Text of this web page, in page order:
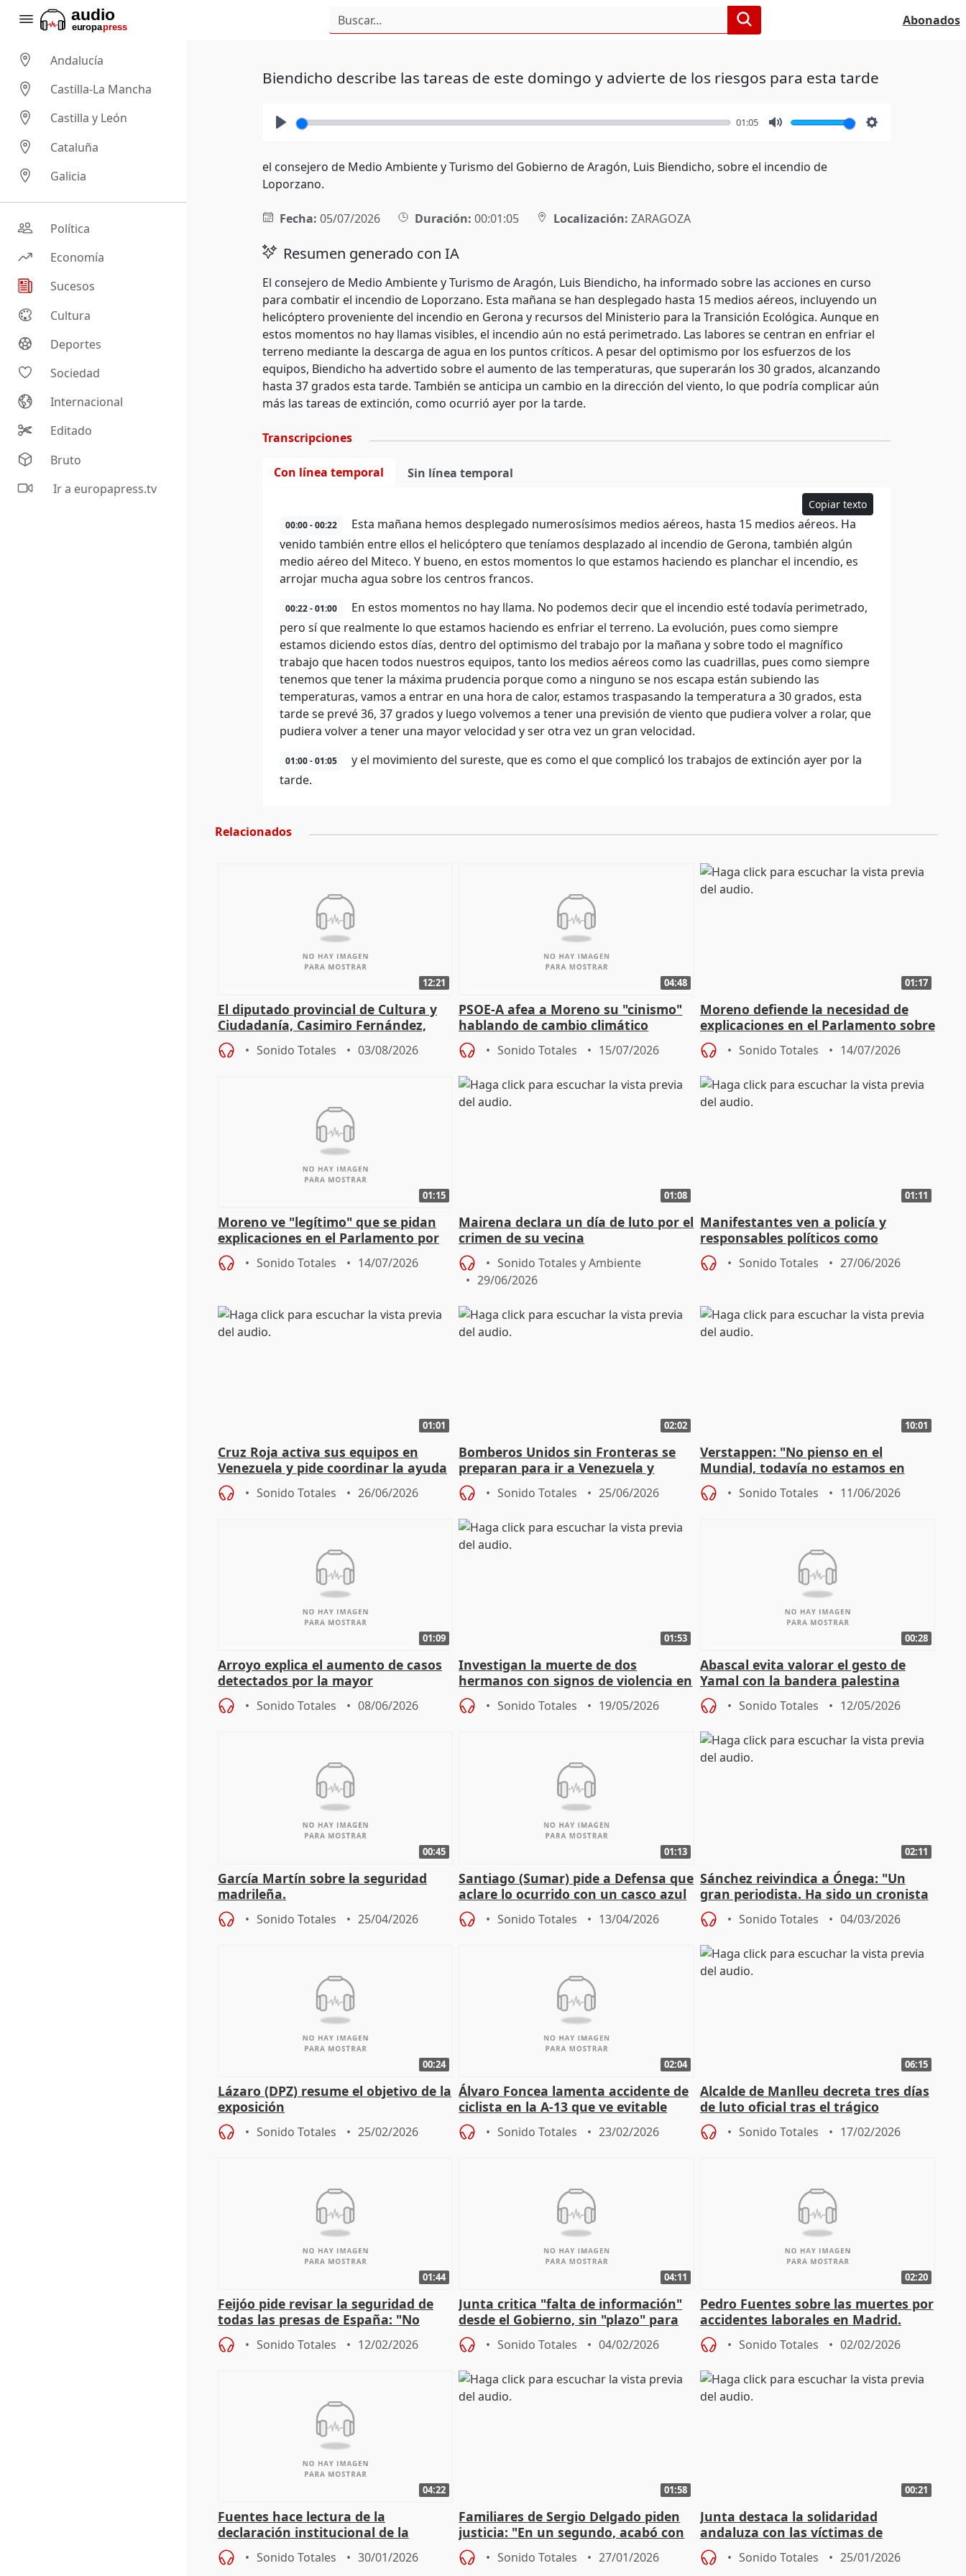
Abonados
Andalucía
Castilla-La Mancha
Castilla y León
Cataluña
Galicia
Política
Economía
Sucesos
Cultura
Deportes
Sociedad
Internacional
Editado
Bruto
Ir a europapress.tv
Biendicho describe las tareas de este domingo y advierte de los riesgos para esta tarde
01:05
el consejero de Medio Ambiente y Turismo del Gobierno de Aragón, Luis Biendicho, sobre el incendio de
Loporzano.
Fecha: 05/07/2026 Duración: 00:01:05 Localización: ZARAGOZA
Resumen generado con IA
El consejero de Medio Ambiente y Turismo de Aragón, Luis Biendicho, ha informado sobre las acciones en curso
para combatir el incendio de Loporzano. Esta mañana se han desplegado hasta 15 medios aéreos, incluyendo un
helicóptero proveniente del incendio en Gerona y recursos del Ministerio para la Transición Ecológica. Aunque en
estos momentos no hay llamas visibles, el incendio aún no está perimetrado. Las labores se centran en enfriar el
terreno mediante la descarga de agua en los puntos críticos. A pesar del optimismo por los esfuerzos de los
equipos, Biendicho ha advertido sobre el aumento de las temperaturas, que superarán los 30 grados, alcanzando
hasta 37 grados esta tarde. También se anticipa un cambio en la dirección del viento, lo que podría complicar aún
más las tareas de extinción, como ocurrió ayer por la tarde.
Transcripciones
Con línea temporal Sin línea temporal
Copiar texto
00:00 - 00:22
Esta mañana hemos desplegado numerosísimos medios aéreos, hasta 15 medios aéreos. Ha
venido también entre ellos el helicóptero que teníamos desplazado al incendio de Gerona, también algún
medio aéreo del Miteco. Y bueno, en estos momentos lo que estamos haciendo es planchar el incendio, es
arrojar mucha agua sobre los centros francos.
00:22 - 01:00
En estos momentos no hay llama. No podemos decir que el incendio esté todavía perimetrado,
pero sí que realmente lo que estamos haciendo es enfriar el terreno. La evolución, pues como siempre
estamos diciendo estos días, dentro del optimismo del trabajo por la mañana y sobre todo el magnífico
trabajo que hacen todos nuestros equipos, tanto los medios aéreos como las cuadrillas, pues como siempre
tenemos que tener la máxima prudencia porque como a ninguno se nos escapa están subiendo las
temperaturas, vamos a entrar en una hora de calor, estamos traspasando la temperatura a 30 grados, esta
tarde se prevé 36, 37 grados y luego volvemos a tener una previsión de viento que pudiera volver a rolar, que
pudiera volver a tener una mayor velocidad y ser otra vez un gran velocidad.
01:00 - 01:05
y el movimiento del sureste, que es como el que complicó los trabajos de extinción ayer por la
tarde.
Relacionados
12:21
El diputado provincial de Cultura y
Ciudadanía, Casimiro Fernández,
sobre el balance de entradas
Sonido Totales 03/08/2026
04:48
PSOE-A afea a Moreno su "cinismo"
hablando de cambio climático
mientras firma acuerdo con Vox
Sonido Totales 15/07/2026
01:17
Moreno defiende la necesidad de
explicaciones en el Parlamento sobre
el incendio
Sonido Totales 14/07/2026
01:15
Moreno ve "legítimo" que se pidan
explicaciones en el Parlamento por
el incendio y apela a "unión" y
Sonido Totales 14/07/2026
01:08
Mairena declara un día de luto por el
crimen de su vecina
Sonido Totales y Ambiente
29/06/2026
01:11
Manifestantes ven a policía y
responsables políticos como
culpables del fallecimiento del joven
Sonido Totales 27/06/2026
01:01
Cruz Roja activa sus equipos en
Venezuela y pide coordinar la ayuda
para evitar el colapso
Sonido Totales 26/06/2026
02:02
Bomberos Unidos sin Fronteras se
preparan para ir a Venezuela y
ayudar en labores de rescate
Sonido Totales 25/06/2026
10:01
Verstappen: "No pienso en el
Mundial, todavía no estamos en
posición de ganar una carrera"
Sonido Totales 11/06/2026
01:09
Arroyo explica el aumento de casos
detectados por la mayor
concienciación
Sonido Totales 08/06/2026
01:53
Investigan la muerte de dos
hermanos con signos de violencia en
Jerez (Cádiz)
Sonido Totales 19/05/2026
00:28
Abascal evita valorar el gesto de
Yamal con la bandera palestina
Sonido Totales 12/05/2026
00:45
García Martín sobre la seguridad
madrileña.
Sonido Totales 25/04/2026
01:13
Santiago (Sumar) pide a Defensa que
aclare lo ocurrido con un casco azul
español en Líbano.
Sonido Totales 13/04/2026
02:11
Sánchez reivindica a Ónega: "Un
gran periodista. Ha sido un cronista
de la vida política"
Sonido Totales 04/03/2026
00:24
Lázaro (DPZ) resume el objetivo de la
exposición
Sonido Totales 25/02/2026
02:04
Álvaro Foncea lamenta accidente de
ciclista en la A-13 que ve evitable
Sonido Totales 23/02/2026
06:15
Alcalde de Manlleu decreta tres días
de luto oficial tras el trágico
incendio
Sonido Totales 17/02/2026
01:44
Feijóo pide revisar la seguridad de
todas las presas de España: "No
puede ocurrir como con el apagón
Sonido Totales 12/02/2026
04:11
Junta critica "falta de información"
desde el Gobierno, sin "plazo" para
reabrir línea con Madrid
Sonido Totales 04/02/2026
02:20
Pedro Fuentes sobre las muertes por
accidentes laborales en Madrid.
Sonido Totales 02/02/2026
04:22
Fuentes hace lectura de la
declaración institucional de la
Diputación por el accidente de
AdamuzSonido Totales 30/01/2026
01:58
Familiares de Sergio Delgado piden
justicia: "En un segundo, acabó con
su vida y la nuestra"
Sonido Totales 27/01/2026
00:21
Junta destaca la solidaridad
andaluza con las víctimas de
Adamuz: "Todos nos hemos
implicado"Sonido Totales 25/01/2026